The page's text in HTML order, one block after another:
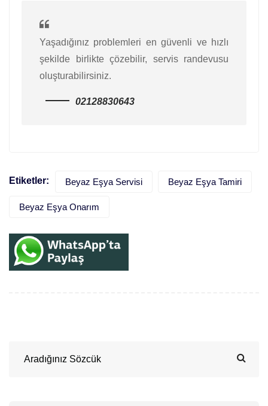
Yaşadığınız problemleri en güvenli ve hızlı
şekilde birlikte çözebilir, servis randevusu
oluşturabilirsiniz.
02128830643
Etiketler: Beyaz Eşya Servisi Beyaz Eşya Tamiri
Beyaz Eşya Onarım